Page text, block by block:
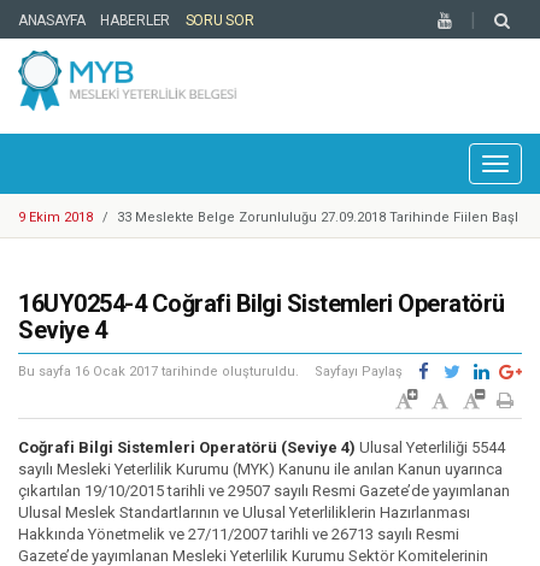
ANASAYFA HABERLER SORU SOR
9 Ekim 2018 /
33 Meslekte Belge Zorunluluğu 27.09.2018 Tarihinde Fiilen Başl
di25 Eylül 2018 /
Türkiye Yeterlilikler Çerçevesi Kurulu 17. Toplantısı Gerçekleşti
rildi
14 Mayıs 2018
20 Mart 2018 / Enerji Sektöründe 1 Adet Ulusal Yeterlilik Güncellendi
Mesleki Yeterlilik Belgesi'ne Sahip Nitelikli İşgücü Sayısı 300.00
yınlandı
9 Mart 2018 /
Metal Sektöründe Belirlenen Yeni Yeterlilikler
9 Ekim 2018
/
Europass Merkezleri Ağı 2018 Yılı Toplantısı Mesleki Yeterlilik K
urumu Ev Sahipliğinde İstanbul’da Gerçekleştirildi.
16UY0254-4 Coğrafi Bilgi Sistemleri Operatörü
Seviye 4
Bu sayfa 16 Ocak 2017 tarihinde oluşturuldu. Sayfayı Paylaş
Coğrafi Bilgi Sistemleri Operatörü (Seviye 4) Ulusal Yeterliliği 5544
sayılı Mesleki Yeterlilik Kurumu (MYK) Kanunu ile anılan Kanun uyarınca
çıkartılan 19/10/2015 tarihli ve 29507 sayılı Resmi Gazete’de yayımlanan
Ulusal Meslek Standartlarının ve Ulusal Yeterliliklerin Hazırlanması
Hakkında Yönetmelik ve 27/11/2007 tarihli ve 26713 sayılı Resmi
Gazete’de yayımlanan Mesleki Yeterlilik Kurumu Sektör Komitelerinin